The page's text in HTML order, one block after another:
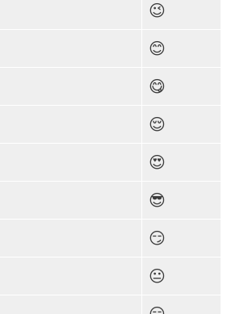
😉
😊
😋
😌
😍
😎
😏
😐